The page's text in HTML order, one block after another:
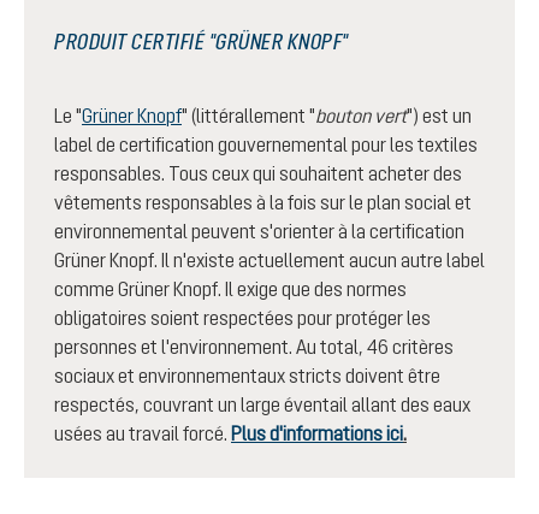
PRODUIT CERTIFIÉ "GRÜNER KNOPF"
Le "Grüner Knopf" (littérallement "bouton vert") est un
label de certification gouvernemental pour les textiles
responsables. Tous ceux qui souhaitent acheter des
vêtements responsables à la fois sur le plan social et
environnemental peuvent s'orienter à la certification
Grüner Knopf. Il n'existe actuellement aucun autre label
comme Grüner Knopf. Il exige que des normes
obligatoires soient respectées pour protéger les
personnes et l'environnement. Au total, 46 critères
sociaux et environnementaux stricts doivent être
respectés, couvrant un large éventail allant des eaux
usées au travail forcé. Plus d'informations ici.